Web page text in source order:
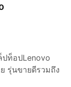
ท็อปLenovo
รุ่นขายดีรวมถึง